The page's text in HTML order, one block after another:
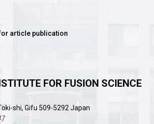
article publication
FOR FUSION SCIENCE
shi, Gifu 509-5292 Japan